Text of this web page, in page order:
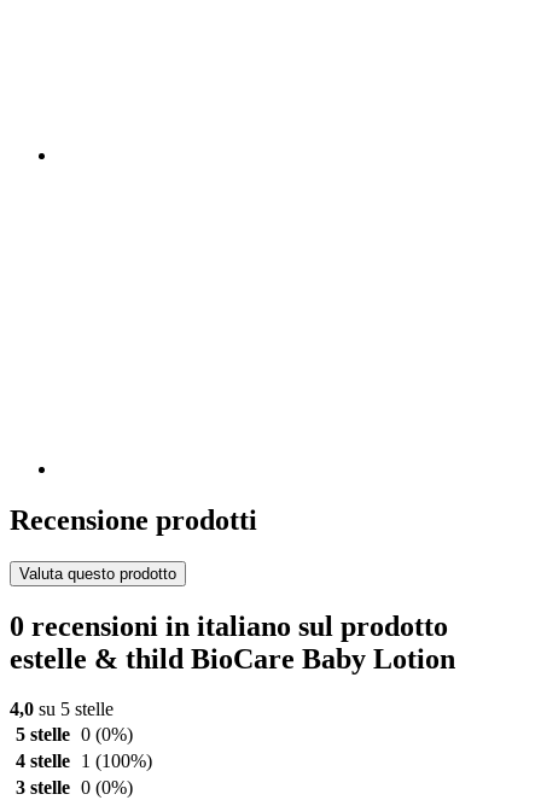
Recensione prodotti
Valuta questo prodotto
0 recensioni in italiano sul prodotto
estelle & thild BioCare Baby Lotion
4,0 su 5 stelle
5 stelle 0 (0%)
4 stelle
1 (100%)
3 stelle 0 (0%)